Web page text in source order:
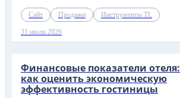
Сайт Продажи Инструменты TL
31 июля 2026
Финансовые показатели отеля:
как оценить экономическую
эффективность гостиницы